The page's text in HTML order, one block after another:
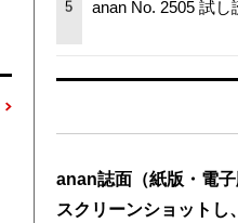
5 anan No. 2505 試し
anan誌面（紙版・電子
スクリーンショットし